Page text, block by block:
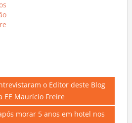
o Editor deste Blog
EE Maurício Freire
morar 5 anos em hotel nos